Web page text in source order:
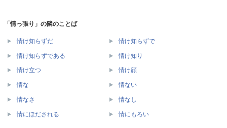
「情っ張り」の隣のことば
情け知らずだ 情け知らずで
情け知らずである 情け知り
情け立つ 情け顔
情な 情ない
情なさ 情なし
情にほだされる 情にもろい